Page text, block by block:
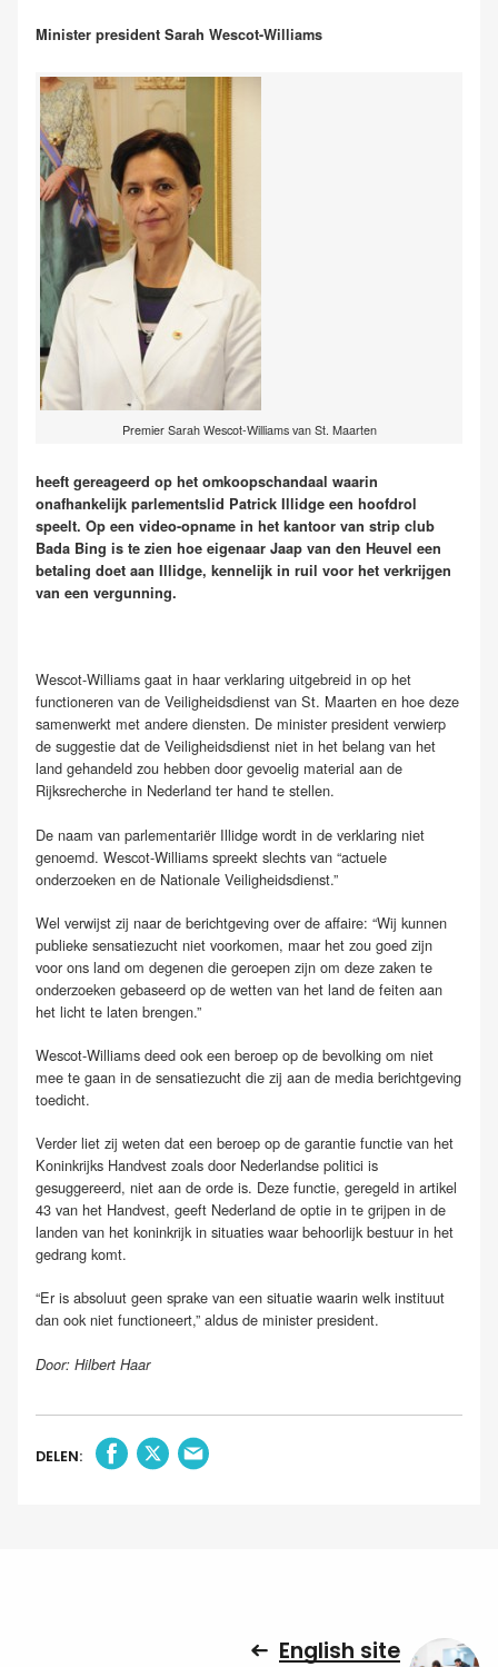
Minister president Sarah Wescot-Williams
Premier Sarah Wescot-Williams van St. Maarten
heeft gereageerd op het omkoopschandaal waarin
onafhankelijk parlementslid Patrick Illidge een hoofdrol
speelt. Op een video-opname in het kantoor van strip club
Bada Bing is te zien hoe eigenaar Jaap van den Heuvel een
betaling doet aan Illidge, kennelijk in ruil voor het verkrijgen
van een vergunning.
Wescot-Williams gaat in haar verklaring uitgebreid in op het
functioneren van de Veiligheidsdienst van St. Maarten en hoe deze
samenwerkt met andere diensten. De minister president verwierp
de suggestie dat de Veiligheidsdienst niet in het belang van het
land gehandeld zou hebben door gevoelig material aan de
Rijksrecherche in Nederland ter hand te stellen.
De naam van parlementariër Illidge wordt in de verklaring niet
genoemd. Wescot-Williams spreekt slechts van “actuele
onderzoeken en de Nationale Veiligheidsdienst.”
Wel verwijst zij naar de berichtgeving over de affaire: “Wij kunnen
publieke sensatiezucht niet voorkomen, maar het zou goed zijn
voor ons land om degenen die geroepen zijn om deze zaken te
onderzoeken gebaseerd op de wetten van het land de feiten aan
het licht te laten brengen.”
Wescot-Williams deed ook een beroep op de bevolking om niet
mee te gaan in de sensatiezucht die zij aan de media berichtgeving
toedicht.
Verder liet zij weten dat een beroep op de garantie functie van het
Koninkrijks Handvest zoals door Nederlandse politici is
gesuggereerd, niet aan de orde is. Deze functie, geregeld in artikel
43 van het Handvest, geeft Nederland de optie in te grijpen in de
landen van het koninkrijk in situaties waar behoorlijk bestuur in het
gedrang komt.
“Er is absoluut geen sprake van een situatie waarin welk instituut
dan ook niet functioneert,” aldus de minister president.
Door: Hilbert Haar
DELEN:
English site